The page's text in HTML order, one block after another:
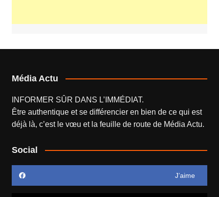
Média Actu
INFORMER SÛR DANS L’IMMÉDIAT.
Être authentique et se différencier en bien de ce qui est
déjà là, c’est le vœu et la feuille de route de Média Actu.
Social
J’aime